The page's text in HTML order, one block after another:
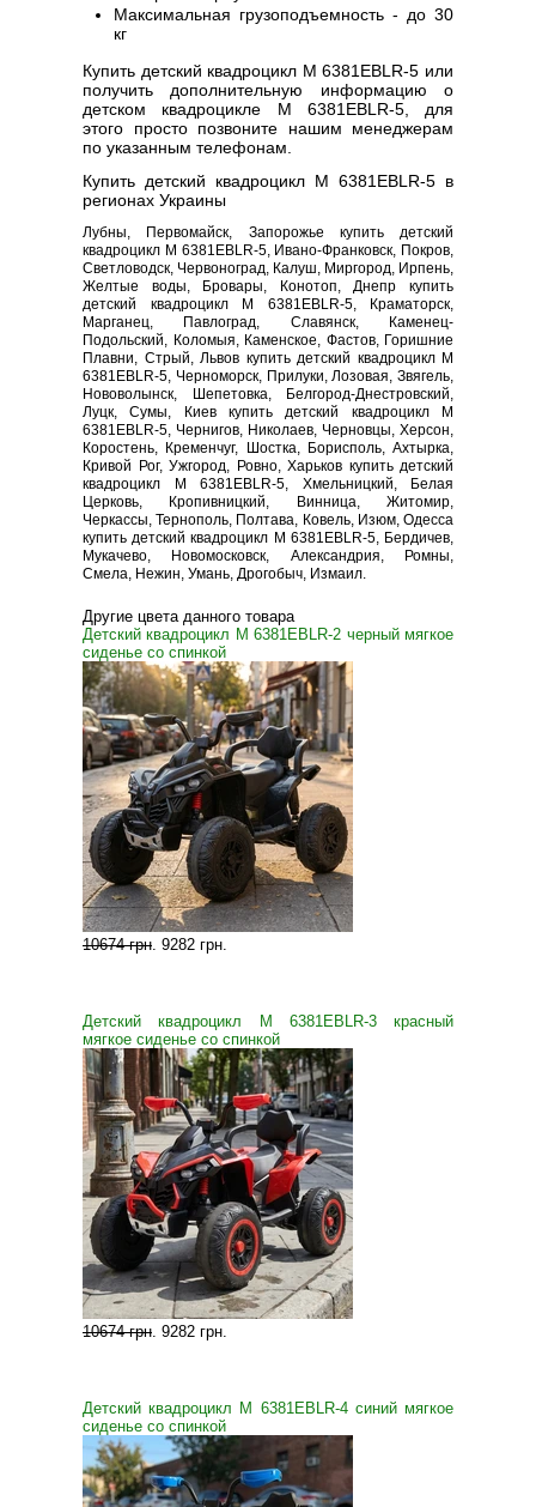
Максимальная грузоподъемность - до 30
кг
Купить детский квадроцикл M 6381EBLR-5 или
получить дополнительную информацию о
детском квадроцикле M 6381EBLR-5, для
этого просто позвоните нашим менеджерам
по указанным телефонам.
Купить детский квадроцикл M 6381EBLR-5 в
регионах Украины
Лубны, Первомайск, Запорожье купить детский
квадроцикл M 6381EBLR-5, Ивано-Франковск, Покров,
Светловодск, Червоноград, Калуш, Миргород, Ирпень,
Желтые воды, Бровары, Конотоп, Днепр купить
детский квадроцикл M 6381EBLR-5, Краматорск,
Марганец, Павлоград, Славянск, Каменец-
Подольский, Коломыя, Каменское, Фастов, Горишние
Плавни, Стрый, Львов купить детский квадроцикл M
6381EBLR-5, Черноморск, Прилуки, Лозовая, Звягель,
Нововолынск, Шепетовка, Белгород-Днестровский,
Луцк, Сумы, Киев купить детский квадроцикл M
6381EBLR-5, Чернигов, Николаев, Черновцы, Херсон,
Коростень, Кременчуг, Шостка, Борисполь, Ахтырка,
Кривой Рог, Ужгород, Ровно, Харьков купить детский
квадроцикл M 6381EBLR-5, Хмельницкий, Белая
Церковь, Кропивницкий, Винница, Житомир,
Черкассы, Тернополь, Полтава, Ковель, Изюм, Одесса
купить детский квадроцикл M 6381EBLR-5, Бердичев,
Мукачево, Новомосковск, Александрия, Ромны,
Смела, Нежин, Умань, Дрогобыч, Измаил.
Другие цвета данного товара
Детский квадроцикл M 6381EBLR-2 черный мягкое
сиденье со спинкой
10674 грн. 9282 грн.
Детский квадроцикл M 6381EBLR-3 красный
мягкое сиденье со спинкой
10674 грн. 9282 грн.
Детский квадроцикл M 6381EBLR-4 синий мягкое
сиденье со спинкой